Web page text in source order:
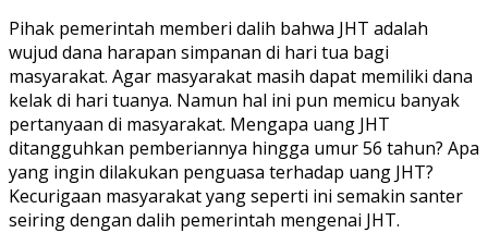
Pihak pemerintah memberi dalih bahwa JHT adalah
wujud dana harapan simpanan di hari tua bagi
masyarakat. Agar masyarakat masih dapat memiliki dana
kelak di hari tuanya. Namun hal ini pun memicu banyak
pertanyaan di masyarakat. Mengapa uang JHT
ditangguhkan pemberiannya hingga umur 56 tahun? Apa
yang ingin dilakukan penguasa terhadap uang JHT?
Kecurigaan masyarakat yang seperti ini semakin santer
seiring dengan dalih pemerintah mengenai JHT.